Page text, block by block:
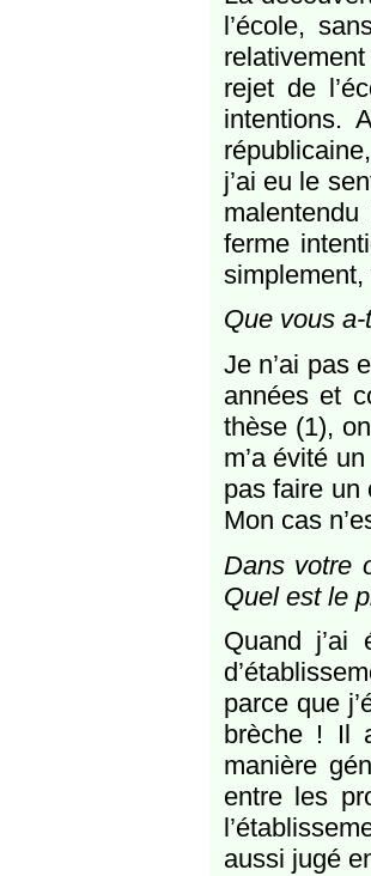
l’école,
rejet de
intentions.
j’ai eu le
ferme
Que vous
Je n’ai pas
années et
thèse (1),
m’a évité
pas faire un
Mon cas
Dans votre
Quel est le
Quand j’ai
parce que
brèche ! Il
manière
entre les
aussi jugé